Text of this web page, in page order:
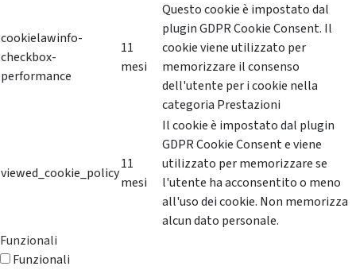
cookielawinfo-
checkbox-
performance
11
mesi
Questo cookie è impostato dal
plugin GDPR Cookie Consent. Il
cookie viene utilizzato per
memorizzare il consenso
dell'utente per i cookie nella
categoria Prestazioni
viewed_cookie_policy
11
mesi
Il cookie è impostato dal plugin
GDPR Cookie Consent e viene
utilizzato per memorizzare se
l'utente ha acconsentito o meno
all'uso dei cookie. Non memorizza
alcun dato personale.
Funzionali
Funzionali